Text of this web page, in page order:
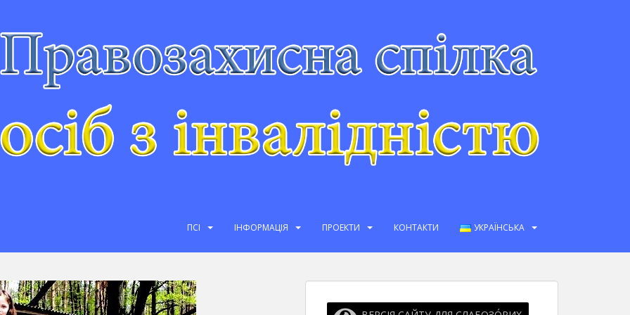
ПСІ ІНФОРМАЦІЯ ПРОЕКТИ КОНТАКТИ УКРАЇНСЬКА